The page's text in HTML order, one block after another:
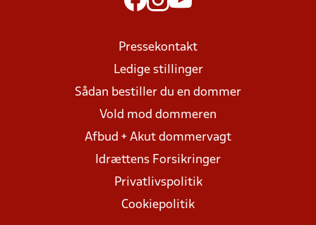
Pressekontakt
Ledige stillinger
Sådan bestiller du en dommer
Vold mod dommeren
Afbud + Akut dommervagt
Idrættens Forsikringer
Privatlivspolitik
Cookiepolitik